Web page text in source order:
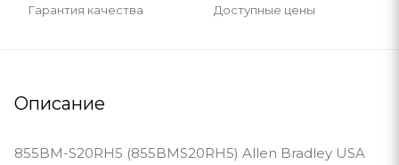
Гарантия качества Доступные цены
Описание
855BM-S20RH5 (855BMS20RH5) Allen Bradley USA